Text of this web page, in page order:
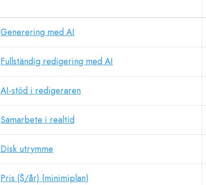
Generering med AI
Fullständig redigering med AI
AI-stöd i redigeraren
Samarbete i realtid
Disk utrymme
Pris ($/år) (minimiplan)